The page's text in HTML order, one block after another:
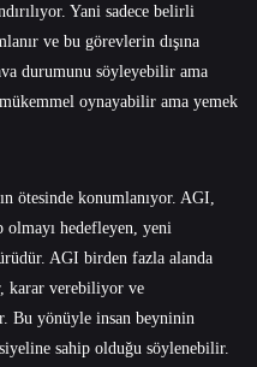
Yani sadece belirli
ve bu görevlerin dışına
durumunu söyleyebilir ama
oynayabilir ama yemek
ötesinde konumlanıyor. AGI,
olmayı hedefleyen, yeni
AGI birden fazla alanda
karar verebiliyor ve
Bu yönüyle insan beyninin
sahip olduğu söylenebilir.